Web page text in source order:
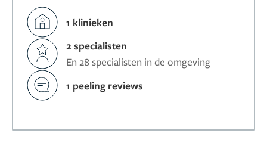
1 klinieken
2 specialisten
En 28 specialisten in de omgeving
1 peeling reviews